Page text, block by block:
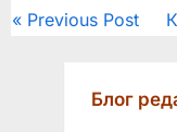
Post
P
Previous Post
t
Блог